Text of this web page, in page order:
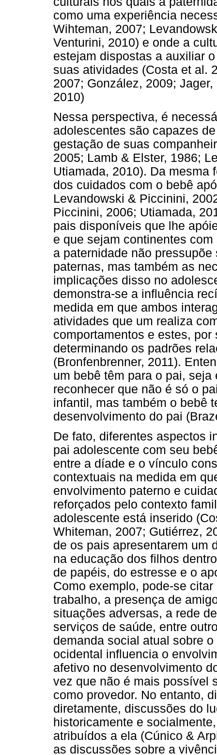
como uma experiência
Wihteman, 2007;
Venturini, 2010) e onde a
estejam dispostas a auxiliar
suas atividades (Costa et al.
2007; González, 2009;
2010)
Nessa perspectiva, é
adolescentes são capazes
gestação de suas
2005; Lamb & Elster, 1986;
Utiamada, 2010). Da mesma
dos cuidados com o bebê
Levandowski & Piccinini,
Piccinini, 2006; Utiamada,
pais disponíveis que lhe
e que sejam continentes
a paternidade não
paternas, mas também as
implicações disso no
demonstra-se a influência
medida em que ambos
atividades que um realiza
comportamentos e estes,
determinando os padrões
(Bronfenbrenner, 2011).
um bebê têm para o pai,
reconhecer que não é só o
infantil, mas também o bebê
desenvolvimento do pai
De fato, diferentes aspectos
pai adolescente com seu
entre a díade e o vínculo
contextuais na medida em
envolvimento paterno e
reforçados pelo contexto
adolescente está inserido
Whiteman, 2007; Gutiérrez,
de os pais apresentarem um
na educação dos filhos
de papéis, do estresse e o
Como exemplo, pode-se
trabalho, a presença de
situações adversas, a rede
serviços de saúde, entre
demanda social atual sobre
ocidental influencia o
afetivo no desenvolvimento
vez que não é mais possível
como provedor. No entanto,
diretamente, discussões do
historicamente e
atribuídos a ela (Cúnico &
as discussões sobre a